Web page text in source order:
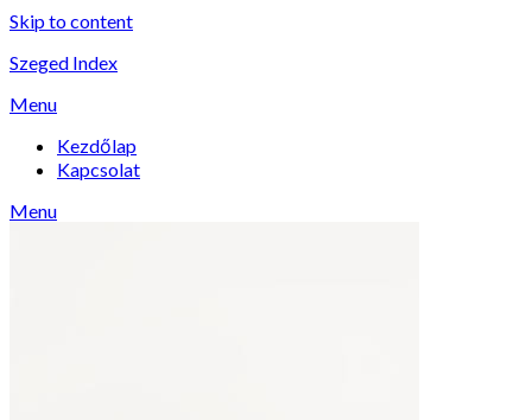
Skip to content
Szeged Index
Menu
Kezdőlap
Kapcsolat
Menu